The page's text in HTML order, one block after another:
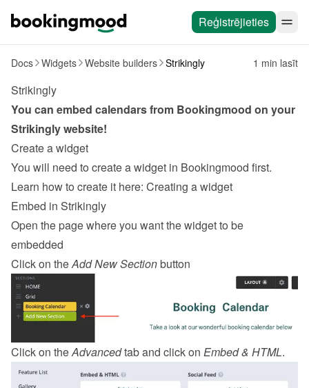
Reģistrējieties
Docs Widgets Website builders Strikingly 1 min lasīt
Strikingly
Strikingly website!
Create a widget
You will need to create a widget in Bookingmood first.
Learn how to create it here: Creating a widget
Embed in Strikingly
Open the page where you want the widget to be
embedded
Click on the Add New Section button
Click on the Advanced tab and click on Embed & HTML.